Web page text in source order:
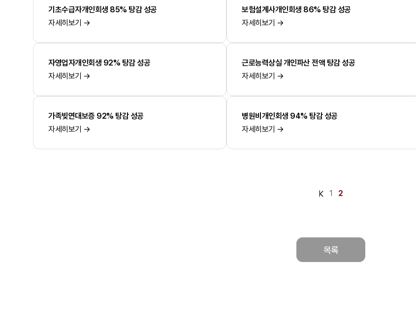
기초수급자개인회생 85% 탕감 성공
자세히보기 →
보험설계사개인회생 86% 탕감 성공
자세히보기 →
자영업자개인회생 92% 탕감 성공
자세히보기 →
근로능력상실 개인파산 전액 탕감 성공
자세히보기 →
가족빚연대보증 92% 탕감 성공
자세히보기 →
병원비개인회생 94% 탕감 성공
자세히보기 →
1 2
목록